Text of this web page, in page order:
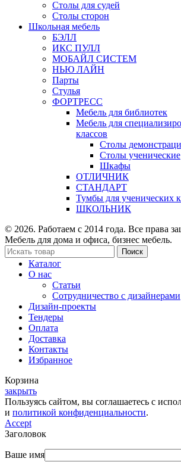
Столы для судей
Столы сторон
Школьная мебель
БЭЛЛ
ИКС ПУЛЛ
МОБАЙЛ СИСТЕМ
НЬЮ ЛАЙН
Парты
Стулья
ФОРТРЕСС
Мебель для библиотек
Мебель для
классов
Столы
Столы ученические
Шкафы
ОТЛИЧНИК
СТАНДАРТ
Тумбы для ученических
ШКОЛЬНИК
© 2026. Работаем с 2014 года. Все права
Мебель для дома и офиса, бизнес мебель.
Поиск
Каталог
О нас
Статьи
Сотрудничество с дизайнерами
Дизайн-проекты
Тендеры
Оплата
Доставка
Контакты
Избранное
Корзина
закрыть
Пользуясь сайтом, вы соглашаетесь с
и политикой конфиденциальности.
Accept
Заголовок
Ваше имя